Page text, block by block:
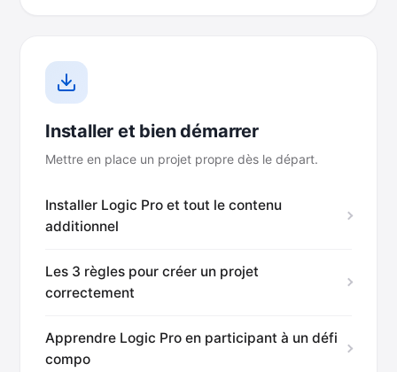
Installer et bien démarrer
Mettre en place un projet propre dès le départ.
Installer Logic Pro et tout le contenu
additionnel
Les 3 règles pour créer un projet
correctement
Apprendre Logic Pro en participant à un défi
compo